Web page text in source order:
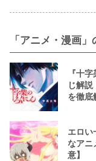
「アニメ・漫画
『十
じ解
を徹底
エロ
なアニ
意】